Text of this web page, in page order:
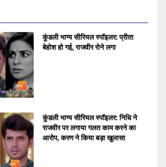
कुंडली भाग्य सीरियल स्पॉइलर: प्रीता
बेहोश हो गई, राजवीर रोने लगा
कुंडली भाग्य सीरियल स्पॉइलर: निधि ने
राजवीर पर लगाया गलत काम करने का
आरोप, करण ने किया बड़ा खुलासा